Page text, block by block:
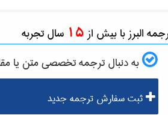
البرز با بیش از 15 سال تجربه
به دنبال ترجمه تخصصی متن یا
ثبت سفارش ترجمه جدید